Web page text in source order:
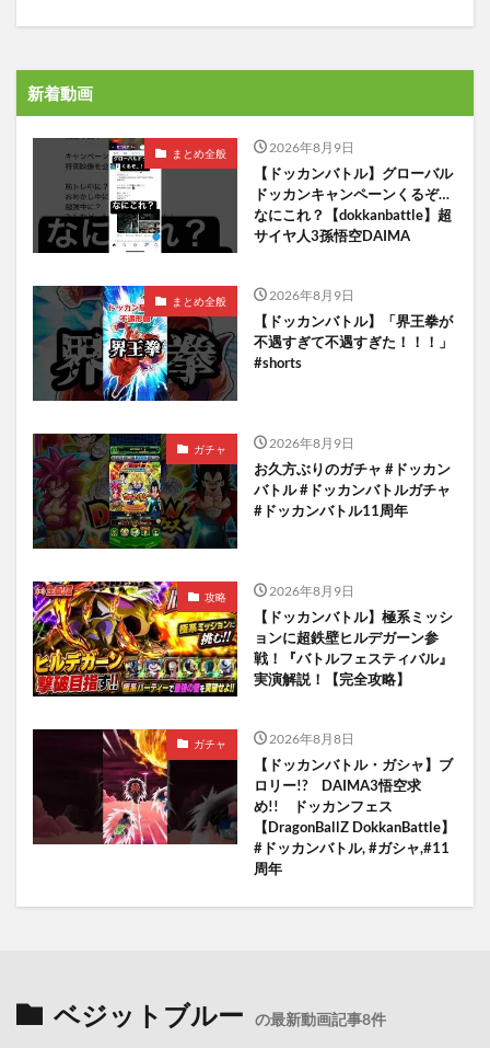
新着動画
まとめ全般 2026年8月9日
【ドッカンバトル】グローバル
ドッカンキャンペーンくるぞ…
なにこれ？【dokkanbattle】超
サイヤ人3孫悟空DAIMA
まとめ全般 2026年8月9日
【ドッカンバトル】「界王拳が
不遇すぎて不遇すぎた！！！」
#shorts
ガチャ 2026年8月9日
お久方ぶりのガチャ #ドッカン
バトル #ドッカンバトルガチャ
#ドッカンバトル11周年
攻略 2026年8月9日
【ドッカンバトル】極系ミッシ
ョンに超鉄壁ヒルデガーン参
戦！『バトルフェスティバル』
実演解説！【完全攻略】
ガチャ 2026年8月8日
【ドッカンバトル・ガシャ】ブ
ロリー!? DAIMA3悟空求
め!! ドッカンフェス
【DragonBallZ DokkanBattle】
#ドッカンバトル, #ガシャ,#11
周年
ベジットブルー の最新動画記事8件